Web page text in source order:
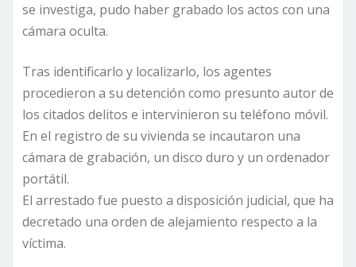
se investiga, pudo haber grabado los actos con una
cámara oculta.
Tras identificarlo y localizarlo, los agentes
procedieron a su detención como presunto autor de
los citados delitos e intervinieron su teléfono móvil.
En el registro de su vivienda se incautaron una
cámara de grabación, un disco duro y un ordenador
portátil.
El arrestado fue puesto a disposición judicial, que ha
decretado una orden de alejamiento respecto a la
víctima.